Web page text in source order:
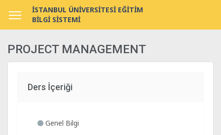
İSTANBUL ÜNİVERSİTESİ EĞİTİM
BİLGİ SİSTEMİ
PROJECT MANAGEMENT
Ders İçeriği
Genel Bilgi